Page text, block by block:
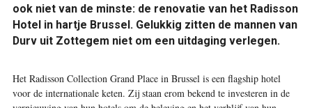
ook niet van de minste: de renovatie van het Radisson
Hotel in hartje Brussel. Gelukkig zitten de mannen van
Durv uit Zottegem niet om een uitdaging verlegen.
Het Radisson Collection Grand Place in Brussel is een flagship hotel
voor de internationale keten. Zij staan erom bekend te investeren in de